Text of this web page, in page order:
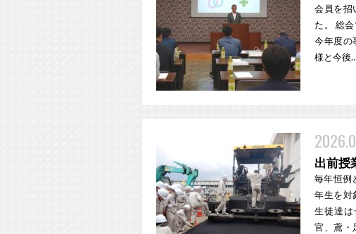
会員を招
た。 総
今年度の
様と今後
出前授
毎年恒例
年生を対
生徒達は
官、鳶・